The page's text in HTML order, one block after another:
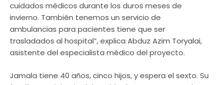
cuidados médicos durante los duros meses de
invierno. También tenemos un servicio de
ambulancias para pacientes tiene que ser
trasladados al hospital”, explica Abduz Azim Toryalai,
asistente del especialista médico del proyecto.
Jamala tiene 40 años, cinco hijos, y espera el sexto. Su